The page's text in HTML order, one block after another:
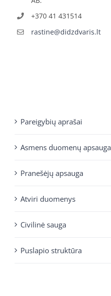
+370 41 431514
rastine@didzdvaris.lt
Pareigybių aprašai
Asmens duomenų apsauga
Pranešėjų apsauga
Atviri duomenys
Civilinė sauga
Puslapio struktūra